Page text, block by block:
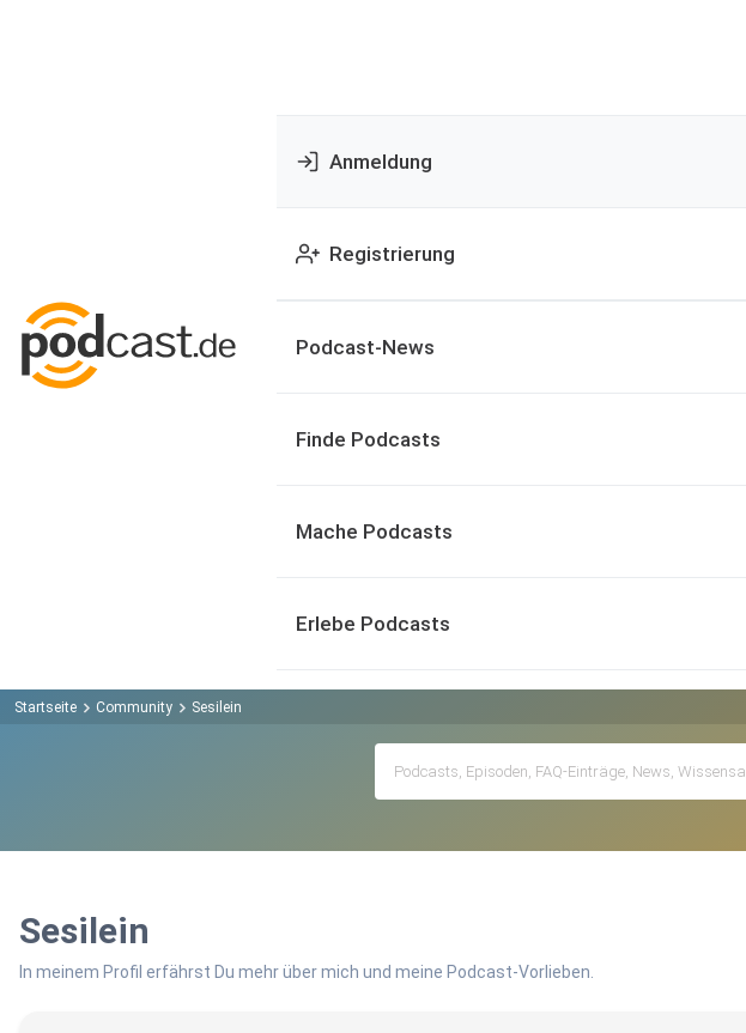
Anmeldung
Registrierung
Podcast-News
Finde Podcasts
Mache Podcasts
Erlebe Podcasts
Startseite Community Sesilein
Sesilein
In meinem Profil erfährst Du mehr über mich und meine Podcast-Vorlieben.